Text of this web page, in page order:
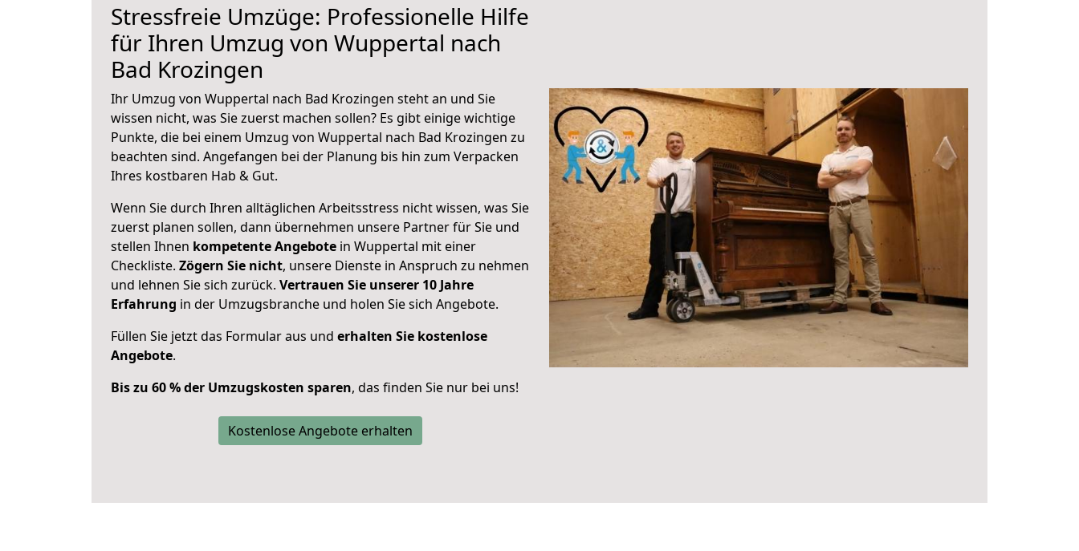
Stressfreie Umzüge: Professionelle Hilfe
für Ihren Umzug von Wuppertal nach
Bad Krozingen
Ihr Umzug von Wuppertal nach Bad Krozingen steht an und Sie
wissen nicht, was Sie zuerst machen sollen? Es gibt einige wichtige
Punkte, die bei einem Umzug von Wuppertal nach Bad Krozingen zu
beachten sind. Angefangen bei der Planung bis hin zum Verpacken
Ihres kostbaren Hab & Gut.
Wenn Sie durch Ihren alltäglichen Arbeitsstress nicht wissen, was Sie
zuerst planen sollen, dann übernehmen unsere Partner für Sie und
stellen Ihnen kompetente Angebote in Wuppertal mit einer
Checkliste. Zögern Sie nicht, unsere Dienste in Anspruch zu nehmen
und lehnen Sie sich zurück. Vertrauen Sie unserer 10 Jahre
Erfahrung in der Umzugsbranche und holen Sie sich Angebote.
Füllen Sie jetzt das Formular aus und erhalten Sie kostenlose
Angebote.
Bis zu 60 % der Umzugskosten sparen, das finden Sie nur bei uns!
Kostenlose Angebote erhalten